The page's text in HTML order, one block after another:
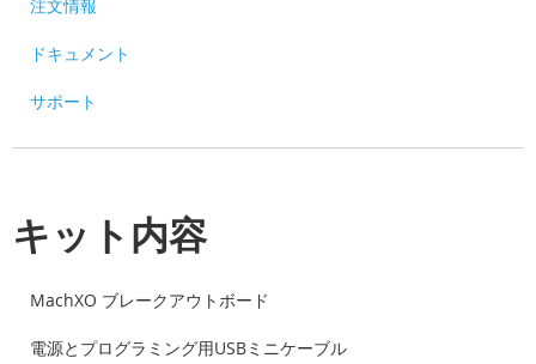
注文情報
ドキュメント
サポート
キット内容
MachXO ブレークアウトボード
電源とプログラミング用USBミニケーブル